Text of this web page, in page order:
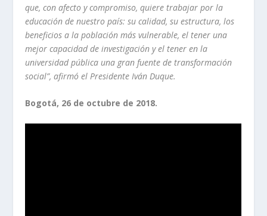
que, con afecto y compromiso, quiere trabajar por la
educación de nuestro país: su calidad, su estructura, los
beneficios a la población más vulnerable, el tener una
mejor capacidad de investigación y el tener en la
universidad pública una gran fuente de transformación
social”, afirmó el Presidente Iván Duque.
Bogotá, 26 de octubre de 2018.